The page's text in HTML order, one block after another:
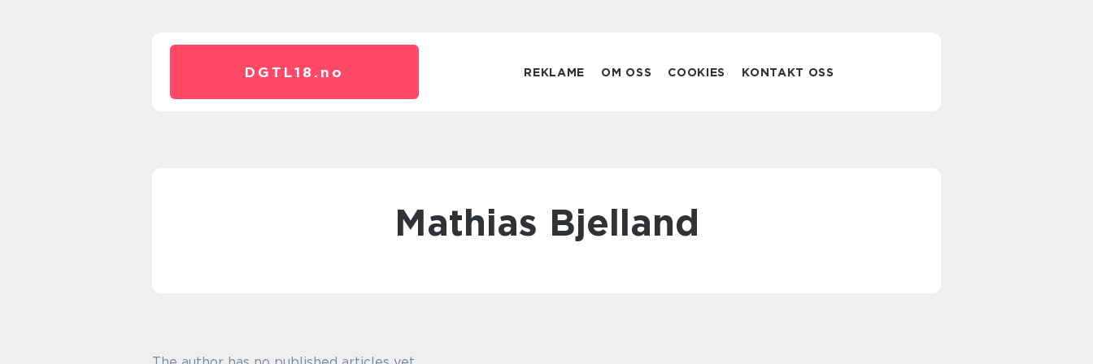
DGTL18. no REKLAME OM OSS COOKIES KONTAKT OSS
Mathias Bjelland